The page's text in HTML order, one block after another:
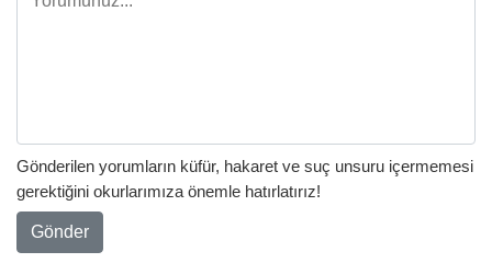
Gönderilen yorumların küfür, hakaret ve suç unsuru içermemesi
gerektiğini okurlarımıza önemle hatırlatırız!
Gönder